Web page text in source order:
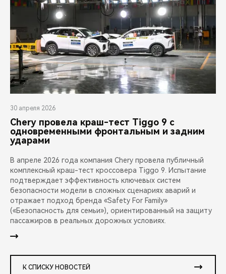
30 апреля 2026
Chery провела краш-тест Tiggo 9 с
одновременными фронтальным и задним
ударами
В апреле 2026 года компания Chery провела публичный
комплексный краш-тест кроссовера Tiggo 9. Испытание
подтверждает эффективность ключевых систем
безопасности модели в сложных сценариях аварий и
отражает подход бренда «Safety For Family»
(«Безопасность для семьи»), ориентированный на защиту
пассажиров в реальных дорожных условиях.
К СПИСКУ НОВОСТЕЙ